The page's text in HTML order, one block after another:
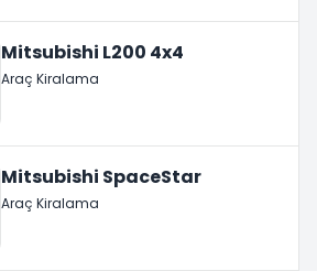
Mitsubishi L200 4x4
Araç Kiralama
Mitsubishi SpaceStar
Araç Kiralama